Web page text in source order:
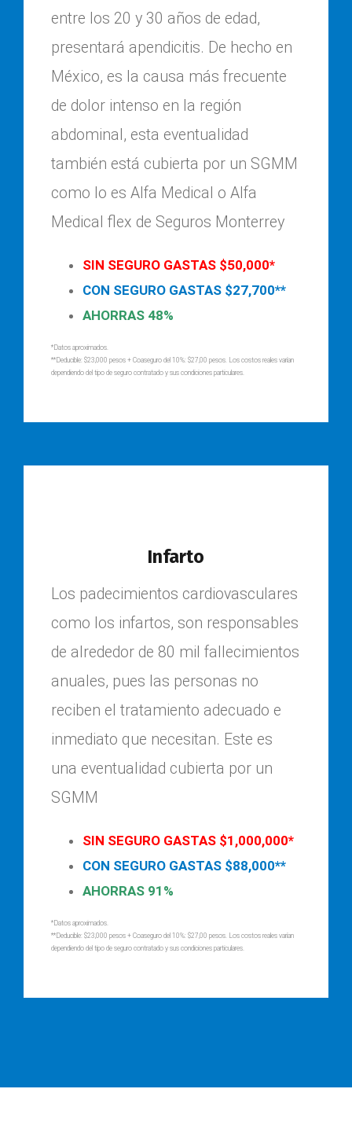
entre los 20 y 30 años de edad,
presentará apendicitis. De hecho en
México, es la causa más frecuente
de dolor intenso en la región
abdominal, esta eventualidad
también está cubierta por un SGMM
como lo es Alfa Medical o Alfa
Medical flex de Seguros Monterrey
SIN SEGURO GASTAS $50,000*
CON SEGURO GASTAS $27,700**
AHORRAS 48%
*Datos aproximados.
**Deducible: $23,000 pesos + Coaseguro del 10%: $27,00 pesos. Los costos reales varían
dependiendo del tipo de seguro contratado y sus condiciones particulares.
Infarto
Los padecimientos cardiovasculares
como los infartos, son responsables
de alrededor de 80 mil fallecimientos
anuales, pues las personas no
reciben el tratamiento adecuado e
inmediato que necesitan. Este es
una eventualidad cubierta por un
SGMM
SIN SEGURO GASTAS $1,000,000*
CON SEGURO GASTAS $88,000**
AHORRAS 91%
*Datos aproximados.
**Deducible: $23,000 pesos + Coaseguro del 10%: $27,00 pesos. Los costos reales varían
dependiendo del tipo de seguro contratado y sus condiciones particulares.